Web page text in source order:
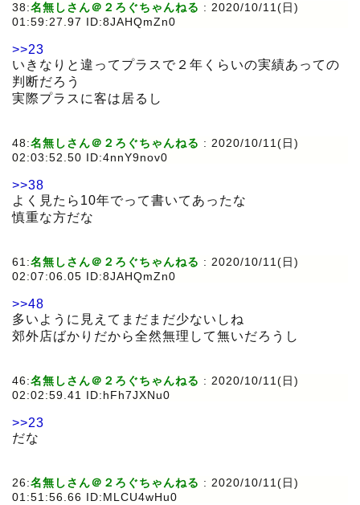
38:名無しさん＠２ろぐちゃんねる : 2020/10/11(日)
01:59:27.97 ID:8JAHQmZn0
>>23
いきなりと違ってプラスで２年くらいの実績あっての
判断だろう
実際プラスに客は居るし
48:名無しさん＠２ろぐちゃんねる : 2020/10/11(日)
02:03:52.50 ID:4nnY9nov0
>>38
よく見たら10年でって書いてあったな
慎重な方だな
61:名無しさん＠２ろぐちゃんねる : 2020/10/11(日)
02:07:06.05 ID:8JAHQmZn0
>>48
多いように見えてまだまだ少ないしね
郊外店ばかりだから全然無理して無いだろうし
46:名無しさん＠２ろぐちゃんねる : 2020/10/11(日)
02:02:59.41 ID:hFh7JXNu0
>>23
だな
26:名無しさん＠２ろぐちゃんねる : 2020/10/11(日)
01:51:56.66 ID:MLCU4wHu0